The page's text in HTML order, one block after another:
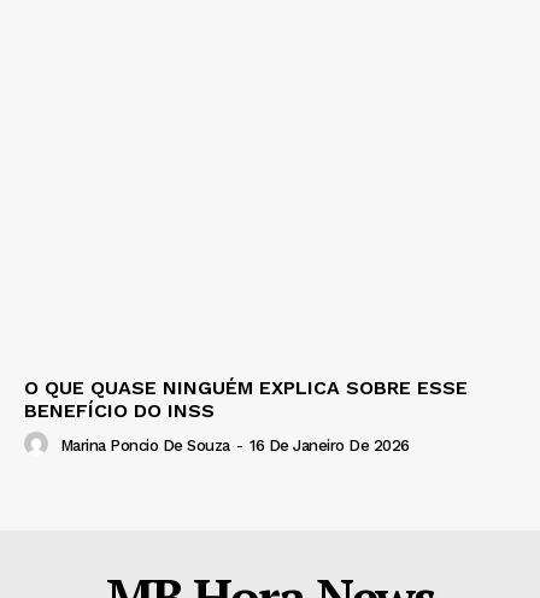
O QUE QUASE NINGUÉM EXPLICA SOBRE ESSE
BENEFÍCIO DO INSS
Marina Poncio De Souza - 16 De Janeiro De 2026